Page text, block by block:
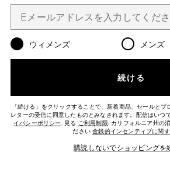
Favorite BIANCA ドレス
ウィメンズ メンズ
続ける
「続ける」をクリックすることで、新着商品、セールと
レターの受信に同意したものとみなされます。配信はいつ
イバシーポリシー. 見る ご利用制限. カリフォルニア州の
ださい金銭的インセンティブに関
購読しないでショッピングを